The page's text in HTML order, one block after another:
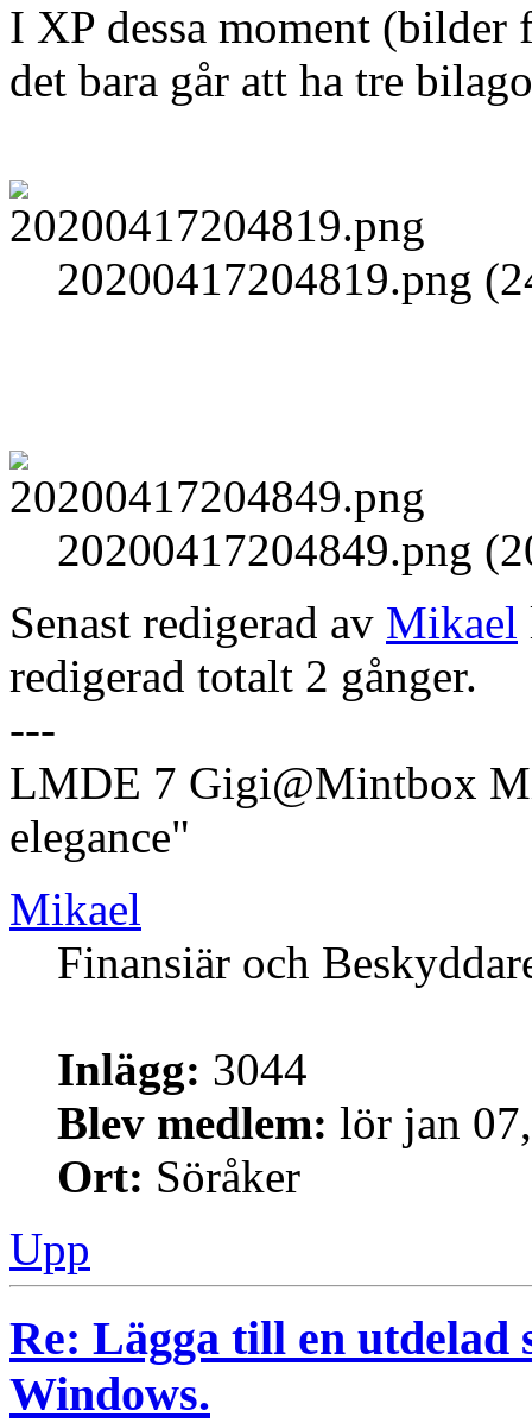
I XP dessa moment (bilder
det bara går att ha tre
20200417204819.png
20200417204849.png
Senast redigerad av Mikael
redigerad totalt 2 gånger.
---
LMDE 7 Gigi@Mintbox
elegance"
Mikael
Finansiär och
Inlägg: 3044
Blev medlem: lör jan
Ort: Söråker
Upp
Re: Lägga till en
Windows.